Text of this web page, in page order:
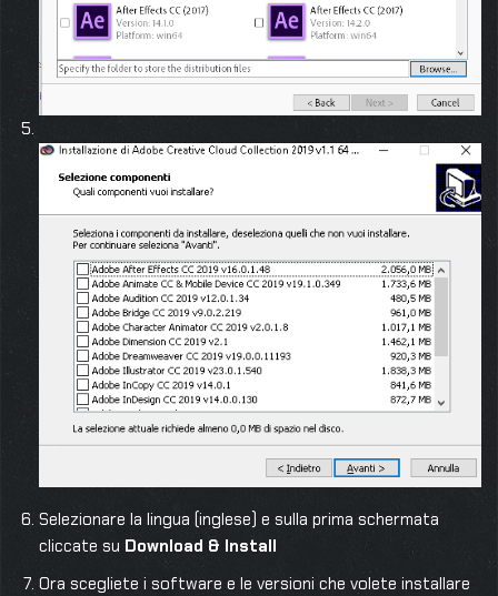
Selezionare la lingua (inglese) e sulla prima schermata
cliccate su Download & Install
Ora scegliete i software e le versioni che volete installare